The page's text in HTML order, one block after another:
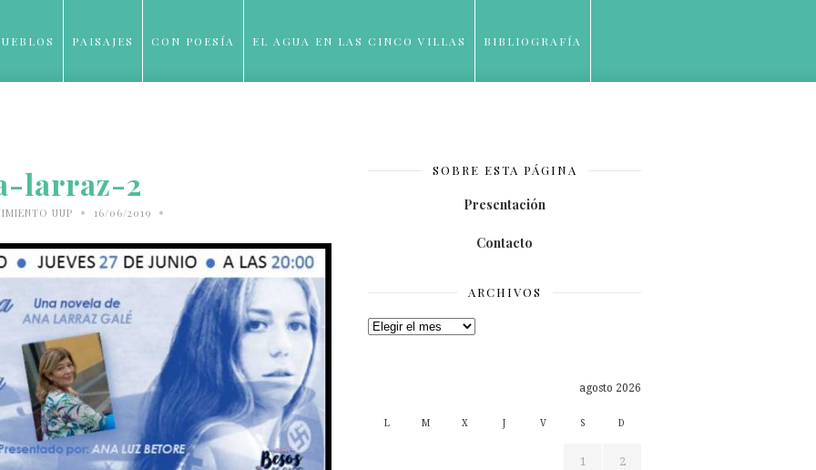
PAISAJES CON POESÍA EL AGUA EN LAS CINCO VILLAS BIBLIOGRAFÍA
larraz-2
UUP • 16/06/2019 •
SOBRE ESTA PÁGINA
Presentación
Contacto
ARCHIVOS
Archivos
agosto 2026
L M X J V S D
1 2